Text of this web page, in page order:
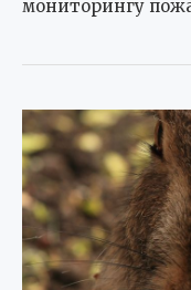
мониторингу